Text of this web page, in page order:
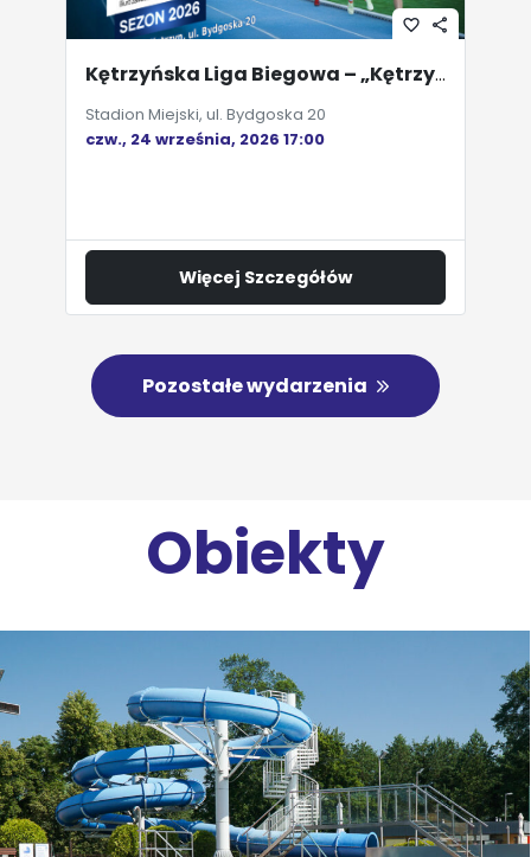
favorite_border share
Kętrzyńska Liga Biegowa – „Kętrzyński Kilometr”
Stadion Miejski, ul. Bydgoska 20
czw., 24 września, 2026 17:00
Więcej Szczegółów
Pozostałe wydarzenia
Obiekty